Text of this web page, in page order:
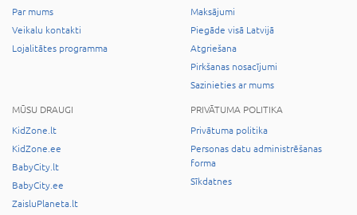
Par mums
Veikalu kontakti
Lojalitātes programma
Maksājumi
Piegāde visā Latvijā
Atgriešana
Pirkšanas nosacījumi
Sazinieties ar mums
MŪSU DRAUGI
KidZone.lt
KidZone.ee
BabyCity.lt
BabyCity.ee
ZaisluPlaneta.lt
PRIVĀTUMA POLITIKA
Privātuma politika
Personas datu administrēšanas
forma
Sīkdatnes